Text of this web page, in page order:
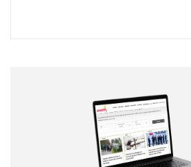
Correo electrónico